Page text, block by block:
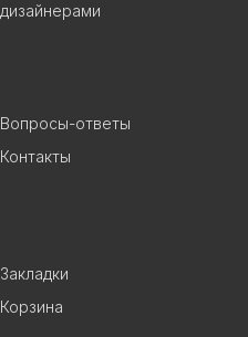
дизайнерами
Вопросы-ответы
Контакты
Закладки
Корзина